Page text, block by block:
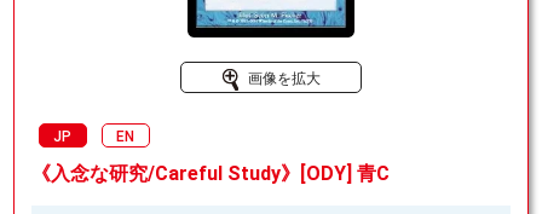
画像を拡大
JP EN
《入念な研究/Careful Study》[ODY] 青C